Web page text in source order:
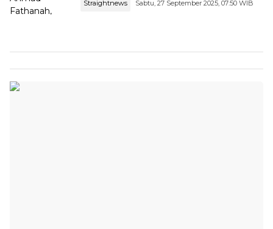
Straightnews Sabtu, 27 September 2025, 07:50 WIB